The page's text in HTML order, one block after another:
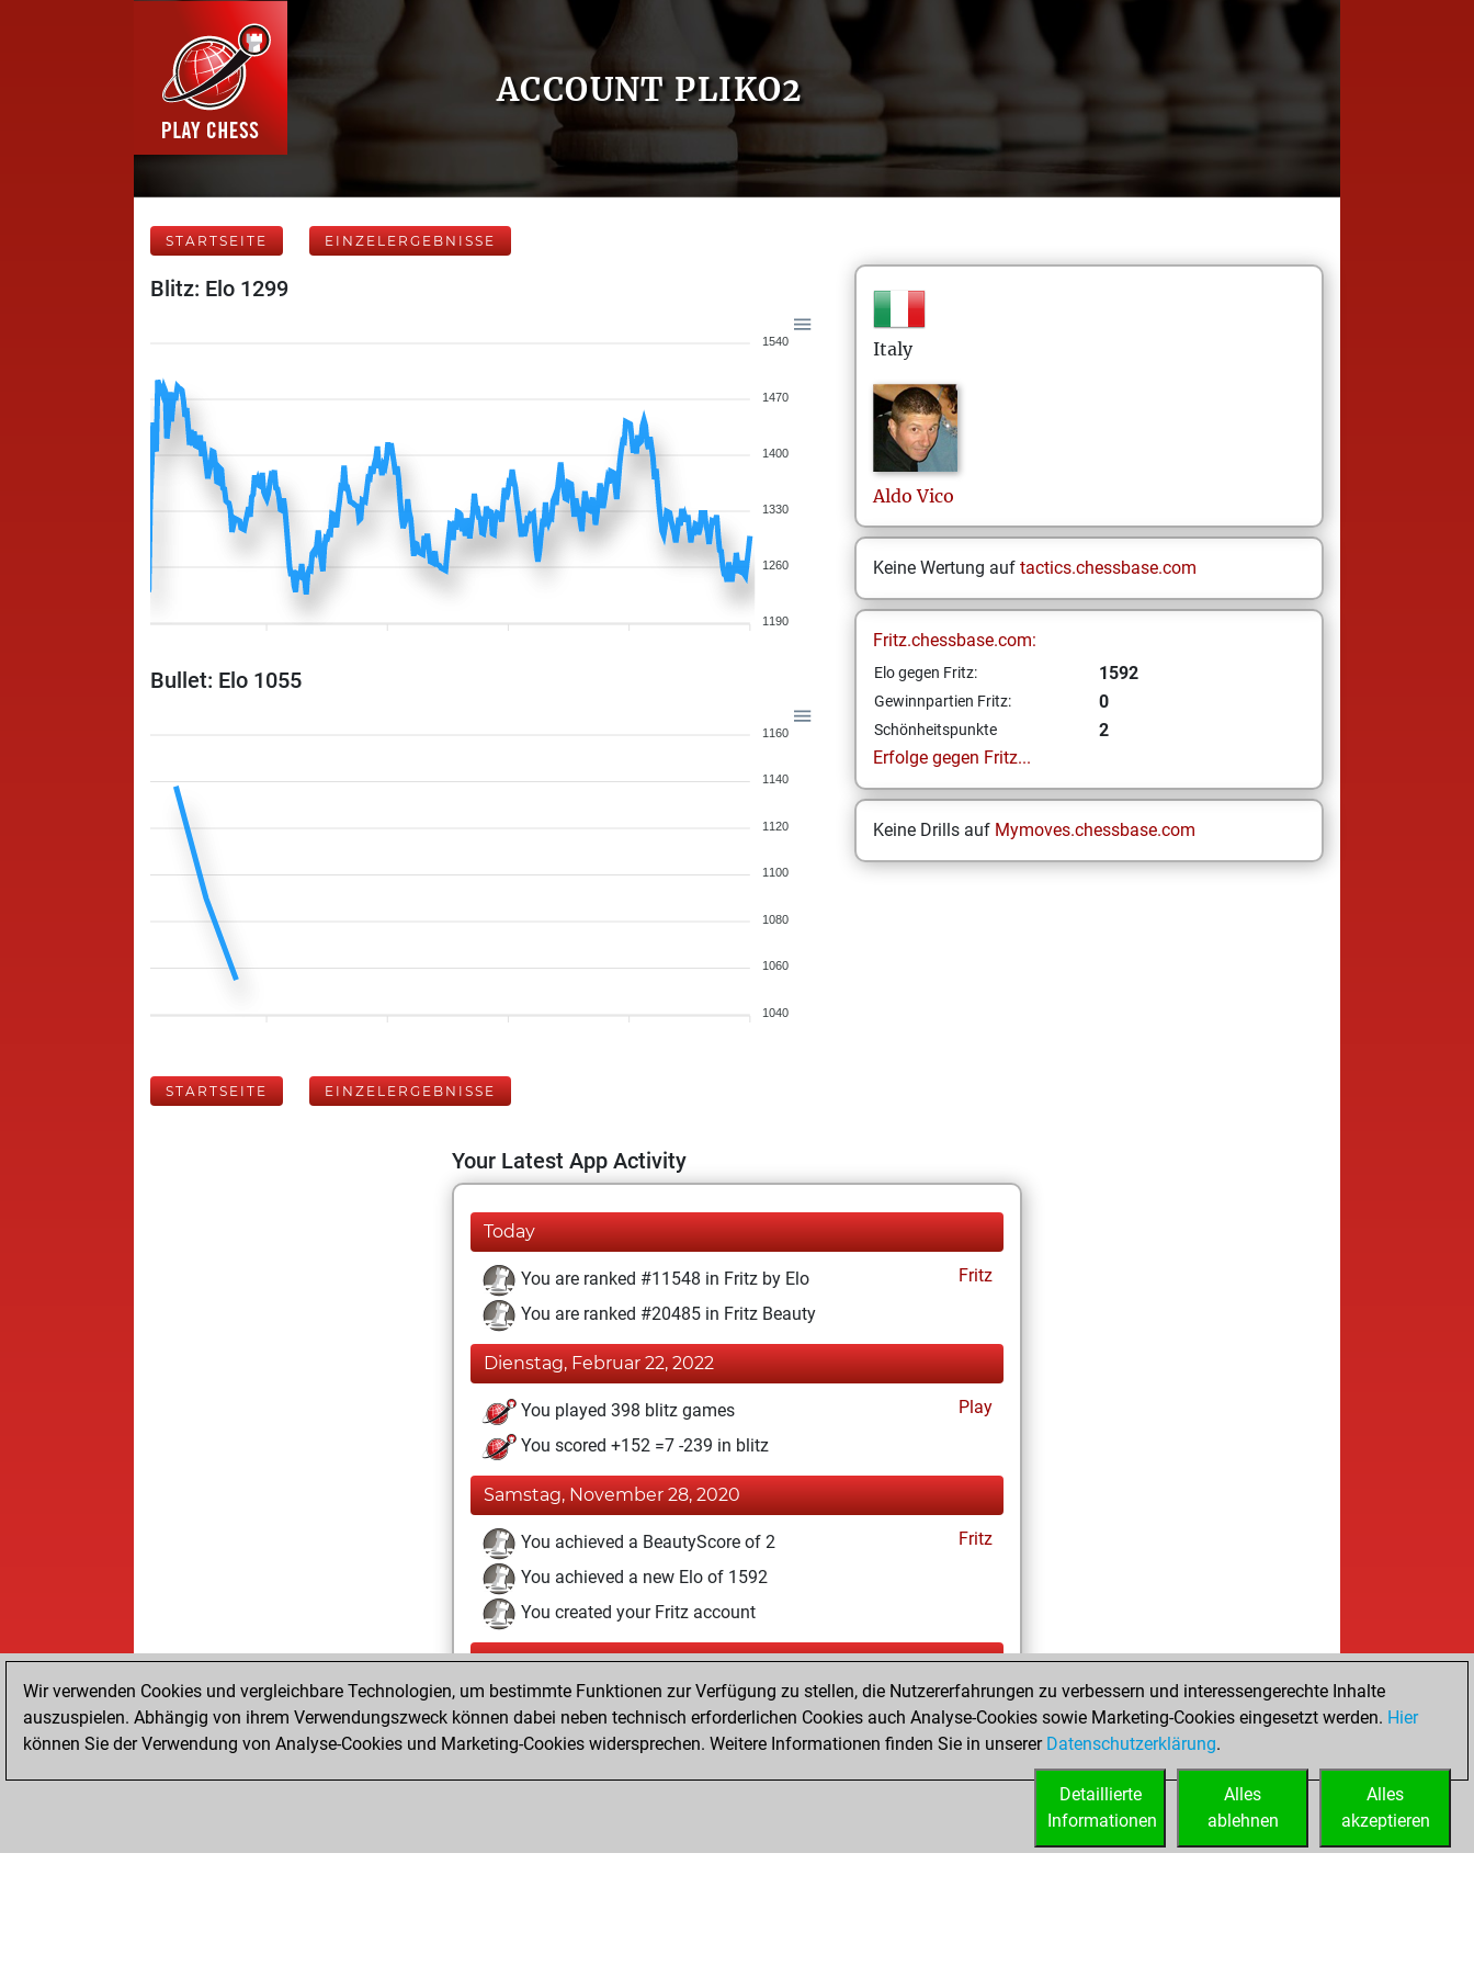
ACCOUNT PLIKO2
STARTSEITE EINZELERGEBNISSE
Blitz: Elo 1299
1540
1470
1400
1330
1260
1190
Bullet: Elo 1055
1160
1140
1120
1100
1080
1060
1040
Italy
Aldo Vico
Keine Wertung auf tactics.chessbase.com
Fritz.chessbase.com:
Elo gegen Fritz: 1592
Gewinnpartien Fritz: 0
Schönheitspunkte
2
Erfolge gegen Fritz...
Keine Drills auf Mymoves.chessbase.com
STARTSEITE EINZELERGEBNISSE
Your Latest App Activity
Today
You are ranked #11548 in Fritz by Elo
Fritz
You are ranked #20485 in Fritz Beauty
Dienstag, Februar 22, 2022
You played 398 blitz games
Play
You scored +152 =7 -239 in blitz
Samstag, November 28, 2020
You achieved a BeautyScore of 2
Fritz
You achieved a new Elo of 1592
You created your Fritz account
Mittwoch, Juli 20, 2016
You played 2 bullet games
Play
You scored +0 =0 -2 in bullet
Wir verwenden Cookies und vergleichbare Technologien, um bestimmte Funktionen zur Verfügung zu stellen, die Nutzererfahrungen zu verbessern und interessengerechte Inhalte
auszuspielen. Abhängig von ihrem Verwendungszweck können dabei neben technisch erforderlichen Cookies auch Analyse-Cookies sowie Marketing-Cookies eingesetzt werden. Hier
können Sie der Verwendung von Analyse-Cookies und Marketing-Cookies widersprechen. Weitere Informationen finden Sie in unserer Datenschutzerklärung.
Alles
akzeptieren
Alles
ablehnen
Detaillierte
Informationen